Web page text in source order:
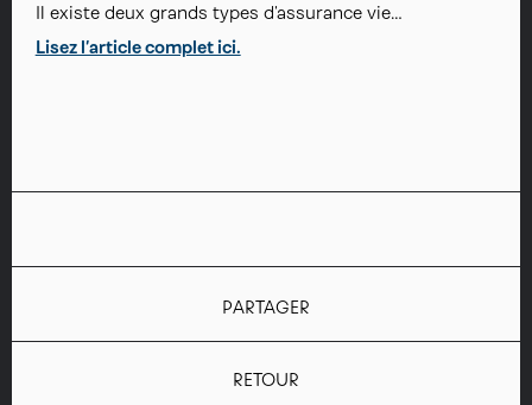
Il existe deux grands types d’assurance vie…
Lisez l’article complet ici.
PARTAGER
RETOUR